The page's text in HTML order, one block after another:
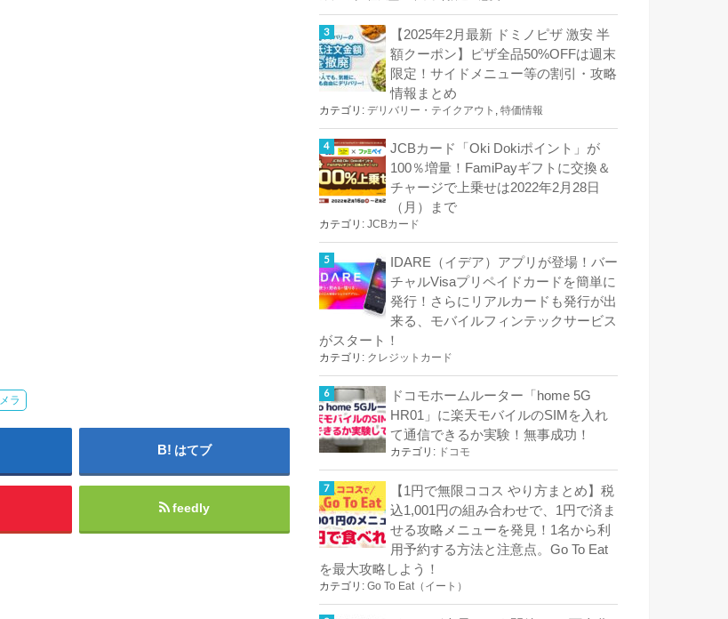
ラ
はてブ
feedly
【2025年2月最新 ドミノピザ 激安 半
額クーポン】ピザ全品50%OFFは週末
限定！サイドメニュー等の割引・攻略
情報まとめ
カテゴリ: デリバリー・テイクアウト 特価情報
JCBカード「Oki Dokiポイント」が
100％増量！FamiPayギフトに交換＆
チャージで上乗せは2022年2月28日
（月）まで
カテゴリ: JCBカード
IDARE（イデア）アプリが登場！バー
チャルVisaプリペイドカードを簡単に
発行！さらにリアルカードも発行が出
来る、モバイルフィンテックサービス
がスタート！
カテゴリ: クレジットカード
ドコモホームルーター「home 5G
HR01」に楽天モバイルのSIMを入れ
て通信できるか実験！無事成功！
カテゴリ: ドコモ
【1円で無限ココス やり方まとめ】税
込1,001円の組み合わせで、1円で済ま
せる攻略メニューを発見！1名から利
用予約する方法と注意点。Go To Eat
を最大攻略しよう！
カテゴリ: Go To Eat（イート）